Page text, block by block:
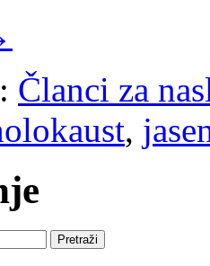
Članci za
,